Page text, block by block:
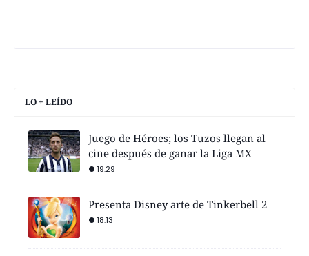
LO + LEÍDO
Juego de Héroes; los Tuzos llegan al
cine después de ganar la Liga MX
19:29
Presenta Disney arte de Tinkerbell 2
18:13